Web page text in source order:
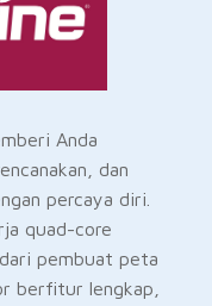
Anda
dan
percaya diri.
quad-core
pembuat peta
berfitur lengkap,